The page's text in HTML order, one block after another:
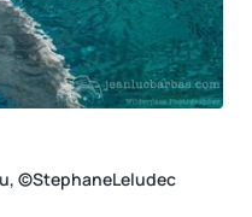
©StephaneLeludec